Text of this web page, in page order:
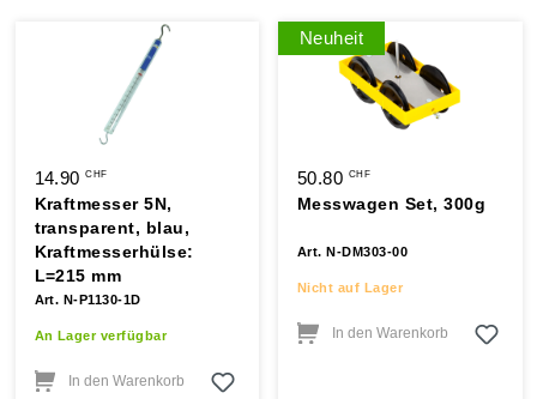
14.90CHF
Kraftmesser 5N,
transparent, blau,
Kraftmesserhülse:
L=215 mm
Art. N-P1130-1D
An Lager verfügbar
In den Warenkorb
Neuheit
50.80 CHF
Messwagen Set, 300g
Art. N-DM303-00
Nicht auf Lager
In den Warenkorb